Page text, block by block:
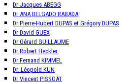
Dr Jacques ABEGG
Dr ANA DELGADO RABADA
Dr Pierre-Hubert DUPAS et Grégory DUPAS
Dr David GUEX
Dr Gérard GUILLAUME
Dr Robert Heckler
Dr Fernand KIMMEL
Dr. Léopold KUN
Dr Vincent PISSOAT